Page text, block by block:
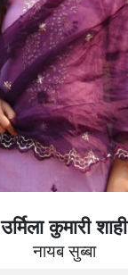
उर्मिला कुमारी शाही
नायब सुब्बा